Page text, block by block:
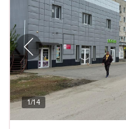
1/14